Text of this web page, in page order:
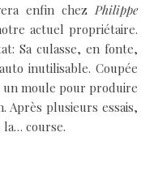
enfin chez Philippe
actuel propriétaire.
Sa culasse, en fonte,
inutilisable. Coupée
moule pour produire
Après plusieurs essais,
course.